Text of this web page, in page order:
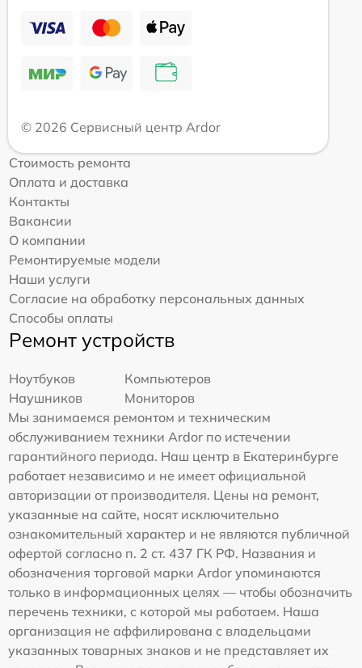
© 2026 Сервисный центр Ardor
Стоимость ремонта
Оплата и доставка
Контакты
Вакансии
О компании
Ремонтируемые модели
Наши услуги
Согласие на обработку персональных данных
Способы оплаты
Ремонт устройств
Ноутбуков
Компьютеров
Наушников
Мониторов
Мы занимаемся ремонтом и техническим
обслуживанием техники Ardor по истечении
гарантийного периода. Наш центр в Екатеринбурге
работает независимо и не имеет официальной
авторизации от производителя. Цены на ремонт,
указанные на сайте, носят исключительно
ознакомительный характер и не являются публичной
офертой согласно п. 2 ст. 437 ГК РФ. Названия и
обозначения торговой марки Ardor упоминаются
только в информационных целях — чтобы обозначить
перечень техники, с которой мы работаем. Наша
организация не аффилирована с владельцами
указанных товарных знаков и не представляет их